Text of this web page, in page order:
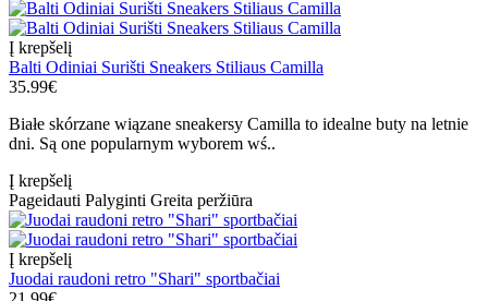
Į krepšelį
Balti Odiniai Surišti Sneakers Stiliaus Camilla
35.99€
Białe skórzane wiązane sneakersy Camilla to idealne buty na letnie
dni. Są one popularnym wyborem wś..
Į krepšelį
Pageidauti Palyginti Greita peržiūra
Į krepšelį
Juodai raudoni retro "Shari" sportbačiai